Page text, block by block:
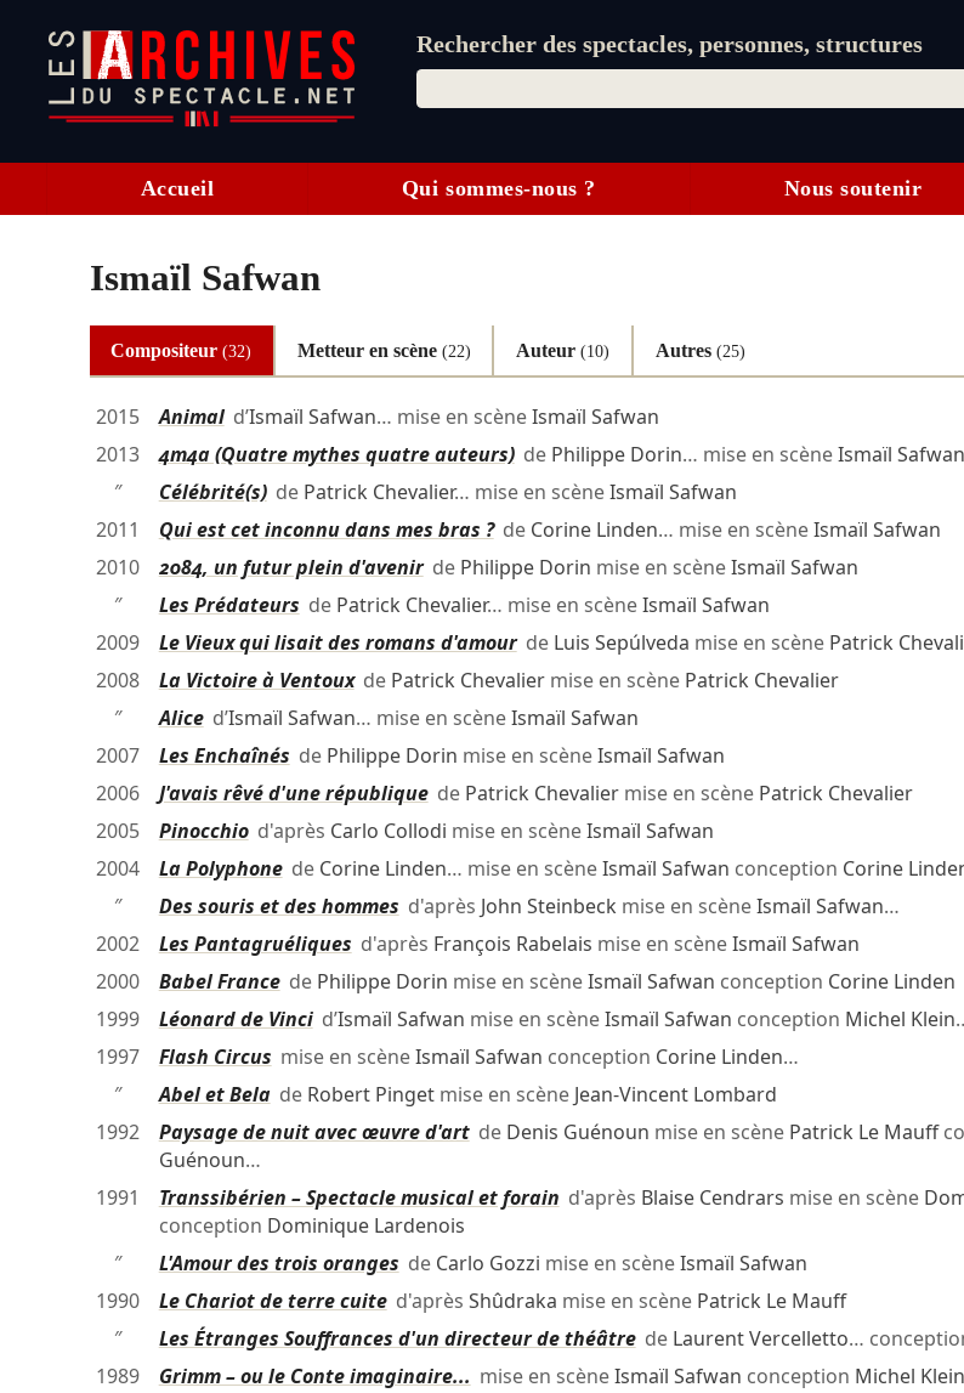
Rechercher des spectacles, personnes, structures
Accueil Qui sommes-nous ? Nous soutenir
Ismaïl Safwan
Compositeur(32) Metteur en scène (22) Auteur(10) Autres (25)
2015 Animald’Ismaïl Safwan… mise en scèneIsmaïl Safwan
2013
4m4a (Quatre mythes quatre auteurs)de Philippe Dorin… mise en scèneIsmaïl Safwan
″
Célébrité(s)de Patrick Chevalier… mise en scèneIsmaïl Safwan
2011
Qui est cet inconnu dans mes bras ?de Corine Linden… mise en scèneIsmaïl Safwan
2010
2084, un futur plein d'avenirde Philippe Dorin mise en scèneIsmaïl Safwan
″
Les Prédateurs de Patrick Chevalier… mise en scèneIsmaïl Safwan
2009
Le Vieux qui lisait des romans d'amourde Luis Sepúlveda mise en scène Patrick
2008
La Victoire à Ventouxde Patrick Chevaliermise en scène Patrick Chevalier
″
Aliced’Ismaïl Safwan… mise en scèneIsmaïl Safwan
2007
Les Enchaînés de Philippe Dorin mise en scèneIsmaïl Safwan
2006
J'avais rêvé d'une républiquede Patrick Chevaliermise en scène Patrick Chevalier
2005
Pinocchiod'après Carlo Collodi mise en scèneIsmaïl Safwan
2004
La Polyphonede Corine Linden… mise en scèneIsmaïl Safwan conception Corine
″
Des souris et des hommes d'après John Steinbeck mise en scèneIsmaïl Safwan…
2002
Les Pantagruéliques d'après François Rabelais mise en scèneIsmaïl Safwan
2000
Babel Francede Philippe Dorin mise en scèneIsmaïl Safwan conception Corine Linden
1999
Léonard de Vincid’Ismaïl Safwan mise en scèneIsmaïl Safwan conception Michel Klein
1997
Flash Circus mise en scèneIsmaïl Safwan conception Corine Linden…
″
Abel et Belade Robert Pingetmise en scène Jean-Vincent Lombard
1992
Paysage de nuit avec œuvre d'artde Denis Guénoun mise en scène Patrick Le Mauff
Guénoun…
1991
Transsibérien – Spectacle musical et forain d'après Blaise Cendrars mise en scène
conception Dominique Lardenois
″
L'Amour des trois oranges de Carlo Gozzi mise en scèneIsmaïl Safwan
1990
Le Chariot de terre cuited'après Shûdraka mise en scène Patrick Le Mauff
″
Les Étranges Souffrances d'un directeur de théâtrede Laurent Vercelletto…
1989
Grimm – ou le Conte imaginaire... mise en scèneIsmaïl Safwan conception Michel Klein